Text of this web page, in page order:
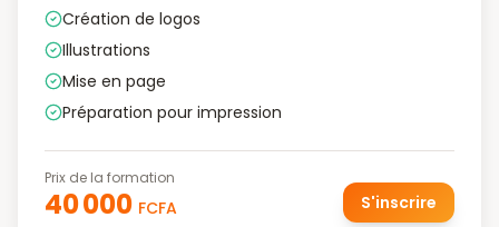
Création de logos
Illustrations
Mise en page
Préparation pour impression
Prix de la formation
40 000 FCFA S'inscrire